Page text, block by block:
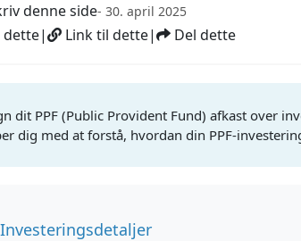
denne side- 30. april 2025
dette| Link til dette| Del dette
dit PPF (Public Provident Fund) afkast over
dig med at forstå, hvordan din PPF-
Investeringsdetaljer